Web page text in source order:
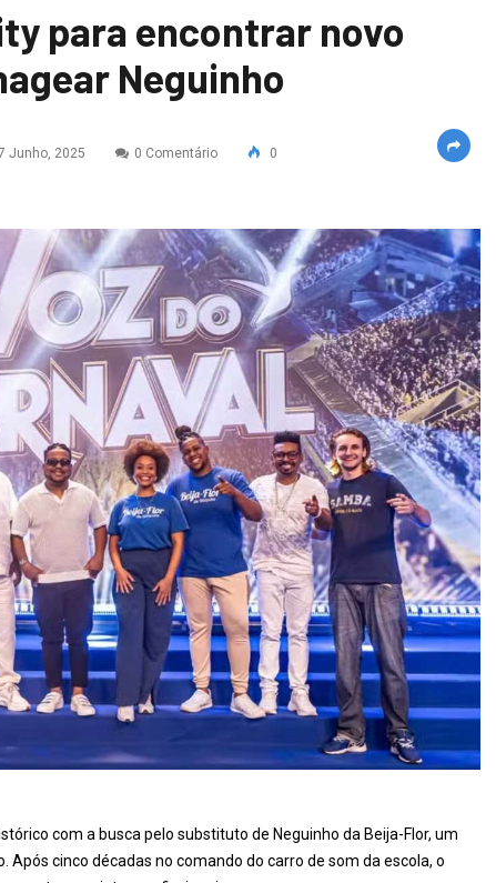
para encontrar novo
Neguinho
Junho, 2025 0 Comentário 0
com a busca pelo substituto de Neguinho da Beija-Flor, um
cinco décadas no comando do carro de som da escola, o